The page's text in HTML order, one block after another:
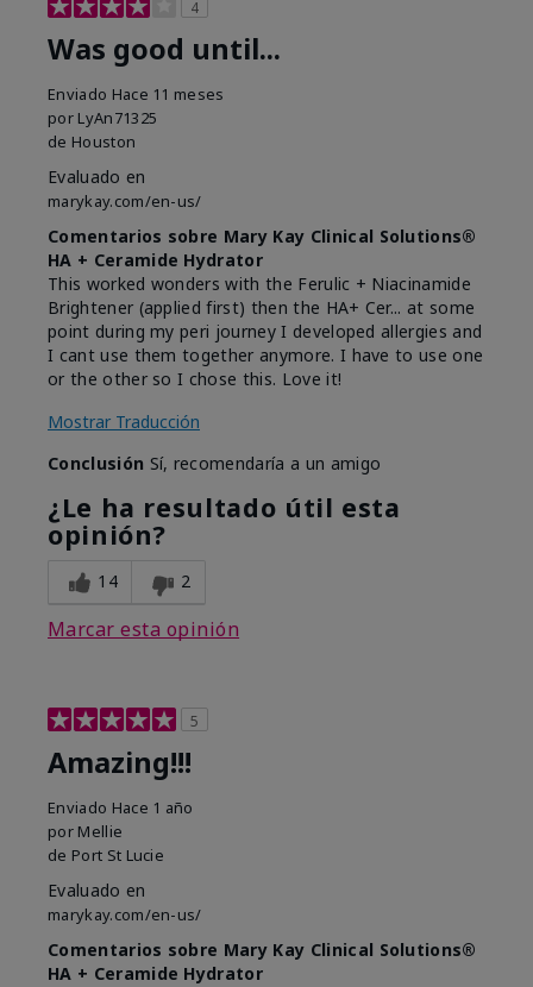
4
Was good until...
Enviado Hace 11 meses
por LyAn71325
de Houston
Evaluado en
marykay.com/en-us/
Comentarios sobre Mary Kay Clinical Solutions®
HA + Ceramide Hydrator
This worked wonders with the Ferulic + Niacinamide
Brightener (applied first) then the HA+ Cer... at some
point during my peri journey I developed allergies and
I cant use them together anymore. I have to use one
or the other so I chose this. Love it!
Mostrar Traducción
Conclusión Sí, recomendaría a un amigo
¿Le ha resultado útil esta
opinión?
14 2
Marcar esta opinión
5
Amazing!!!
Enviado Hace 1 año
por Mellie
de Port St Lucie
Evaluado en
marykay.com/en-us/
Comentarios sobre Mary Kay Clinical Solutions®
HA + Ceramide Hydrator